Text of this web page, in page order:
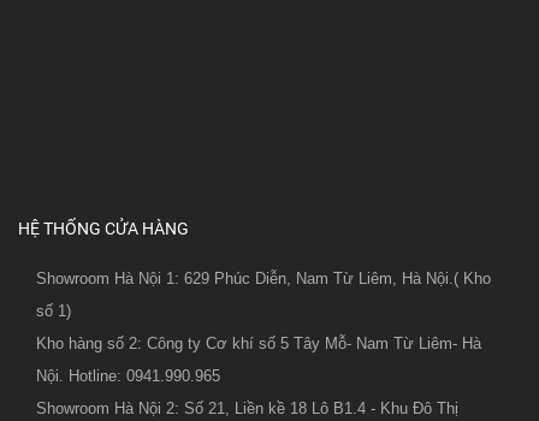
HỆ THỐNG CỬA HÀNG
Showroom Hà Nội 1: 629 Phúc Diễn, Nam Từ Liêm, Hà Nội.( Kho
số 1)
Kho hàng số 2: Công ty Cơ khí số 5 Tây Mỗ- Nam Từ Liêm- Hà
Nội. Hotline: 0941.990.965
Showroom Hà Nội 2: Số 21, Liền kề 18 Lô B1.4 - Khu Đô Thị